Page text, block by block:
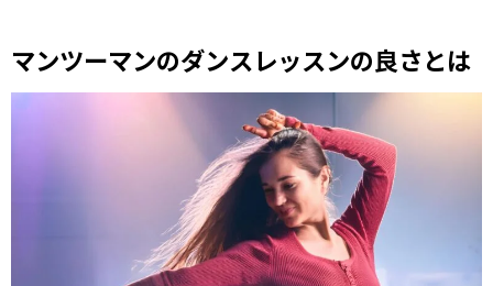
マンツーマンのダンスレッスンの良さとは